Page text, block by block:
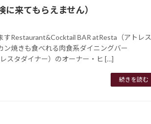
来てもらえません）
すRestaurant&Cocktail BAR atResta（アトレス
ン焼きも食べれる肉食系ダイニングバー
スタダイナー）のオーナー・ヒ […]
続きを読む